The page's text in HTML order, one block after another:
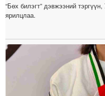
“Бөх билэгт” дэвжээний
ярилцлаа.